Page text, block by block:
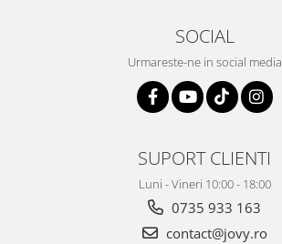
SOCIAL
Urmareste-ne in social media
SUPORT CLIENTI
Luni - Vineri 10:00 - 18:00
0735 933 163
contact@jovy.ro